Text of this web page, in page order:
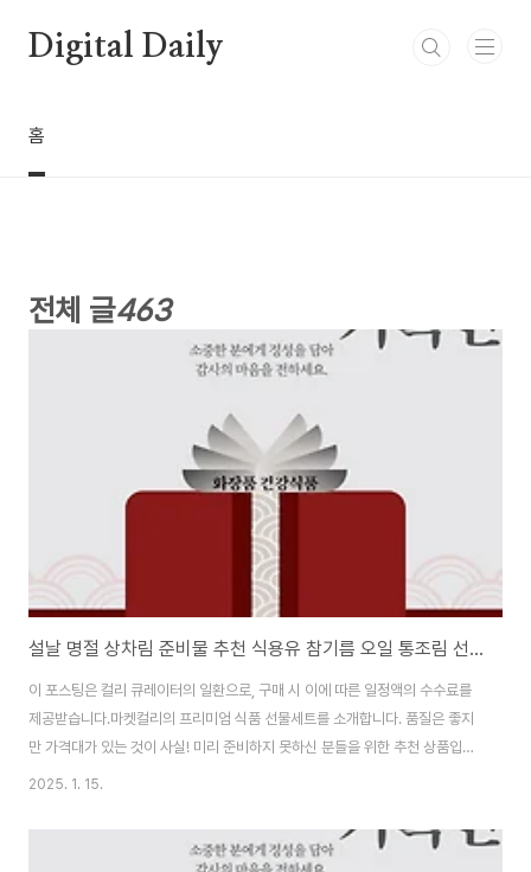
Digital Daily
홈
전체 글463
설날 명절 상차림 준비물 추천 식용유 참기름 오일 통조림 선물세트
이 포스팅은 컬리 큐레이터의 일환으로, 구매 시 이에 따른 일정액의 수수료를
제공받습니다.마켓컬리의 프리미엄 식품 선물세트를 소개합니다. 품질은 좋지
만 가격대가 있는 것이 사실! 미리 준비하지 못하신 분들을 위한 추천 상품입니
다. 설날 요리에 꼭 필요한 고급 식재료로 감사의 마음을 전해보세요.떡곰탕 거
4만원대 | 전통방식 고소한 맛 구매하기동원참치 선물세트 5만원대 | 실용적
인 선물세트 구매하기모데나산 발사믹 5년산 6만원대 | 깊은 풍미의 발사믹 구
2025. 1. 15.